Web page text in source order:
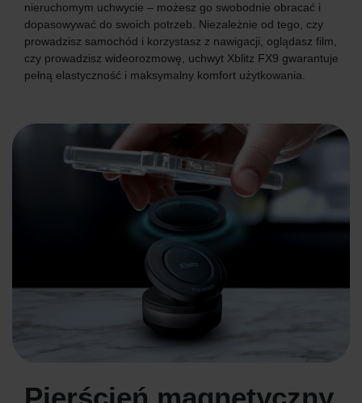
nieruchomym uchwycie – możesz go swobodnie obracać i
dopasowywać do swoich potrzeb. Niezależnie od tego, czy
prowadzisz samochód i korzystasz z nawigacji, oglądasz film,
czy prowadzisz wideorozmowę, uchwyt Xblitz FX9 gwarantuje
pełną elastyczność i maksymalny komfort użytkowania.